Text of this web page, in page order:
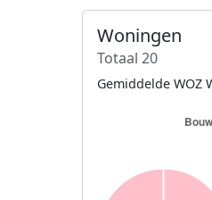
Woningen
Totaal 20
Gemiddelde WOZ